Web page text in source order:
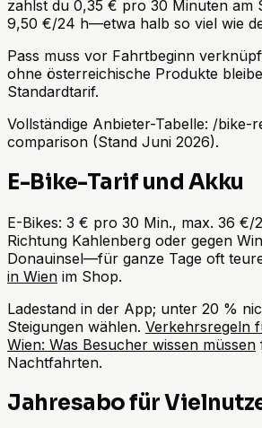
zahlst du 0,35 € pro 30 Minuten am
9,50 €/24 h—etwa halb so viel wie
Pass muss vor Fahrtbeginn
ohne österreichische Produkte
Standardtarif.
Vollständige Anbieter-Tabelle: /bike-
comparison (Stand Juni 2026).
E-Bike-Tarif und Akku
E-Bikes: 3 € pro 30 Min., max. 36 €/
Richtung Kahlenberg oder gegen
Donauinsel—für ganze Tage oft
in Wien im Shop.
Ladestand in der App; unter 20 %
Steigungen wählen. Verkehrsregeln
Wien: Was Besucher wissen müssen
Nachtfahrten.
Jahresabo für